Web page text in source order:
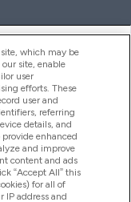
which may be
site, enable
user
efforts. These
user and
referring
details, and
enhanced
and improve
content and ads
“Accept All” this
for all of
IP address and